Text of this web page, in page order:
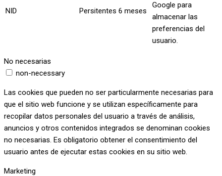
NID Persitentes 6 meses
Google para
almacenar las
preferencias del
usuario.
No necesarias
non-necessary
Las cookies que pueden no ser particularmente necesarias para
que el sitio web funcione y se utilizan específicamente para
recopilar datos personales del usuario a través de análisis,
anuncios y otros contenidos integrados se denominan cookies
no necesarias. Es obligatorio obtener el consentimiento del
usuario antes de ejecutar estas cookies en su sitio web.
Marketing